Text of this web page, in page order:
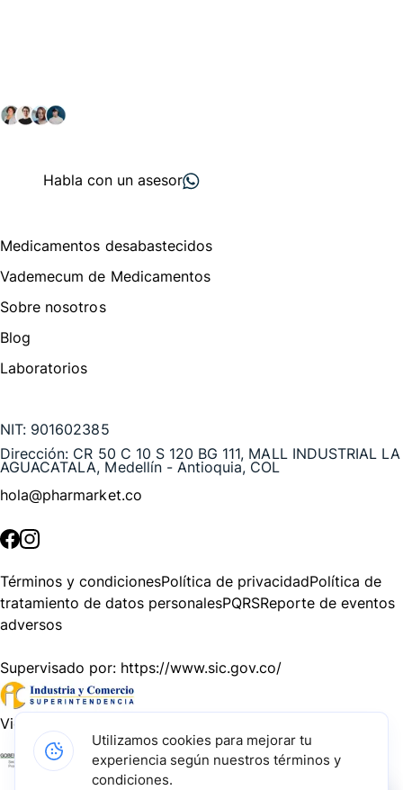
Habla con un asesor
Medicamentos desabastecidos
Vademecum de Medicamentos
Sobre nosotros
Blog
Laboratorios
NIT: 901602385
Dirección: CR 50 C 10 S 120 BG 111, MALL INDUSTRIAL LA
AGUACATALA, Medellín - Antioquia, COL
hola@pharmarket.co
Términos y condicionesPolítica de privacidadPolítica de
tratamiento de datos personalesPQRSReporte de eventos
adversos
Supervisado por: https://www.sic.gov.co/
Vigilado por:
Gracias a nuestros impulsadores, podemos presentarte la
Utilizamos cookies para mejorar tu
experiencia según nuestros términos y
condiciones.